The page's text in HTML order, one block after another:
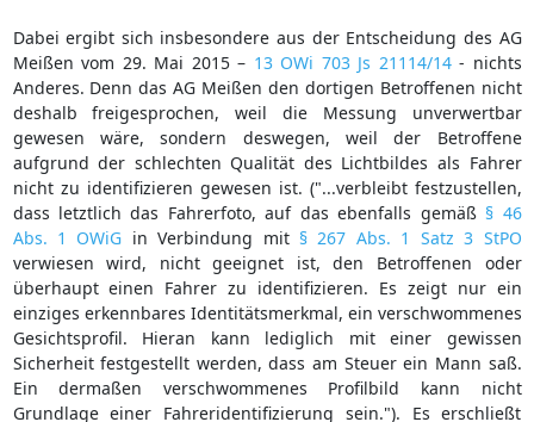
Dabei ergibt sich insbesondere aus der Entscheidung des AG
Meißen vom 29. Mai 2015 – 13 OWi 703 Js 21114/14- nichts
Anderes. Denn das AG Meißen den dortigen Betroffenen nicht
deshalb freigesprochen, weil die Messung unverwertbar
gewesen wäre, sondern deswegen, weil der Betroffene
aufgrund der schlechten Qualität des Lichtbildes als Fahrer
nicht zu identifizieren gewesen ist. ("...verbleibt festzustellen,
dass letztlich das Fahrerfoto, auf das ebenfalls gemäß § 46
Abs. 1 OWiG in Verbindung mit § 267 Abs. 1 Satz 3 StPO
verwiesen wird, nicht geeignet ist, den Betroffenen oder
überhaupt einen Fahrer zu identifizieren. Es zeigt nur ein
einziges erkennbares Identitätsmerkmal, ein verschwommenes
Gesichtsprofil. Hieran kann lediglich mit einer gewissen
Sicherheit festgestellt werden, dass am Steuer ein Mann saß.
Ein dermaßen verschwommenes Profilbild kann nicht
Grundlage einer Fahreridentifizierung sein."). Es erschließt